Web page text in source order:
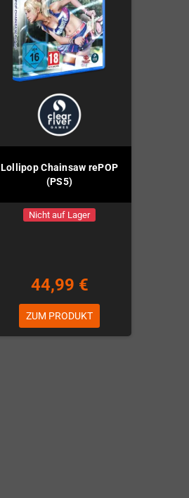
Lollipop Chainsaw rePOP
(PS5)
Nicht auf Lager
44,99 €
ZUM PRODUKT